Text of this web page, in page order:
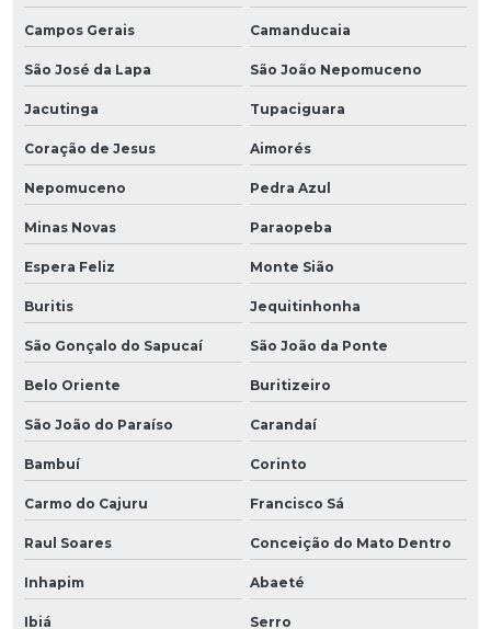
Campos Gerais Camanducaia
São José da Lapa São João Nepomuceno
Jacutinga Tupaciguara
Coração de Jesus Aimorés
Nepomuceno Pedra Azul
Minas Novas Paraopeba
Espera Feliz Monte Sião
Buritis Jequitinhonha
São Gonçalo do Sapucaí São João da Ponte
Belo Oriente Buritizeiro
São João do Paraíso Carandaí
Bambuí Corinto
Carmo do Cajuru Francisco Sá
Raul Soares Conceição do Mato Dentro
Inhapim Abaeté
Ibiá Serro